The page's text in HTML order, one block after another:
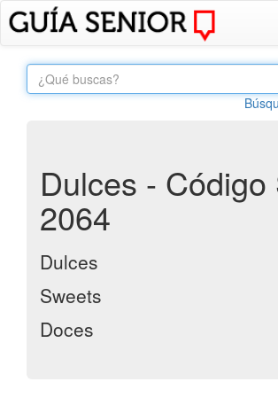
Dulces - Código
2064
Dulces
Sweets
Doces